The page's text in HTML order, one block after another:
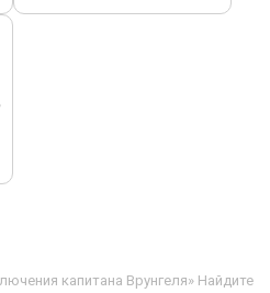
капитана Врунгеля» Найдите